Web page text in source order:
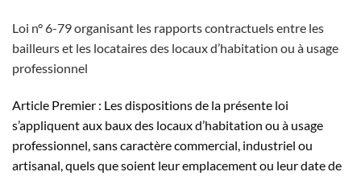
Loi n° 6-79 organisant les rapports contractuels entre les
bailleurs et les locataires des locaux d’habitation ou à usage
professionnel
Article Premier : Les dispositions de la présente loi
s’appliquent aux baux des locaux d’habitation ou à usage
professionnel, sans caractère commercial, industriel ou
artisanal, quels que soient leur emplacement ou leur date de